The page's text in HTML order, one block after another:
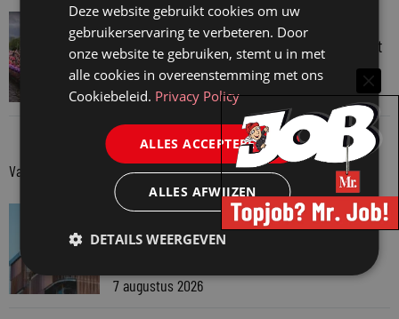
JURIDISCH NIEUWS
Regenboognetwerk van de Rechtspraak vaart
mee met botenparade Pride
3 augustus 2026
Van onze kennispartners
VAN ONZE KENNISPARTNERS
Van praktijk naar bewijs: hoe onderbouw je
7 augustus 2026
Deze website gebruikt cookies om uw
gebruikerservaring te verbeteren. Door
onze website te gebruiken, stemt u in met
alle cookies in overeenstemming met ons
Cookiebeleid. Privacy Policy
ALLES ACCEPTEREN
ALLES AFWIJZEN
DETAILS WEERGEVEN